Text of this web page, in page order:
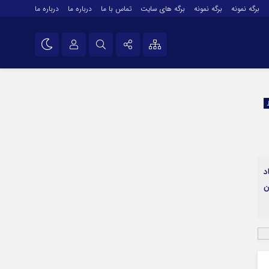
برگه نمونه برگه نمونه برگه های سایت تماس با ما درباره ما درباره ما